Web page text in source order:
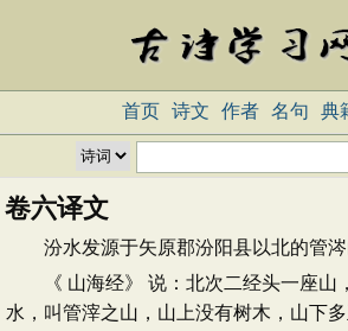
首页 诗文 作者 名句 典
卷六译文
汾水发源于矢原郡汾阳县以北的管涔
《 山海经》 说：北次二经头一座山
水，叫管滓之山，山上没有树木，山下